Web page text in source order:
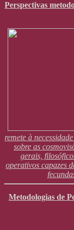
Perspectivas
remete à
sobre as
gerais,
operativos capazes
Metodologias de